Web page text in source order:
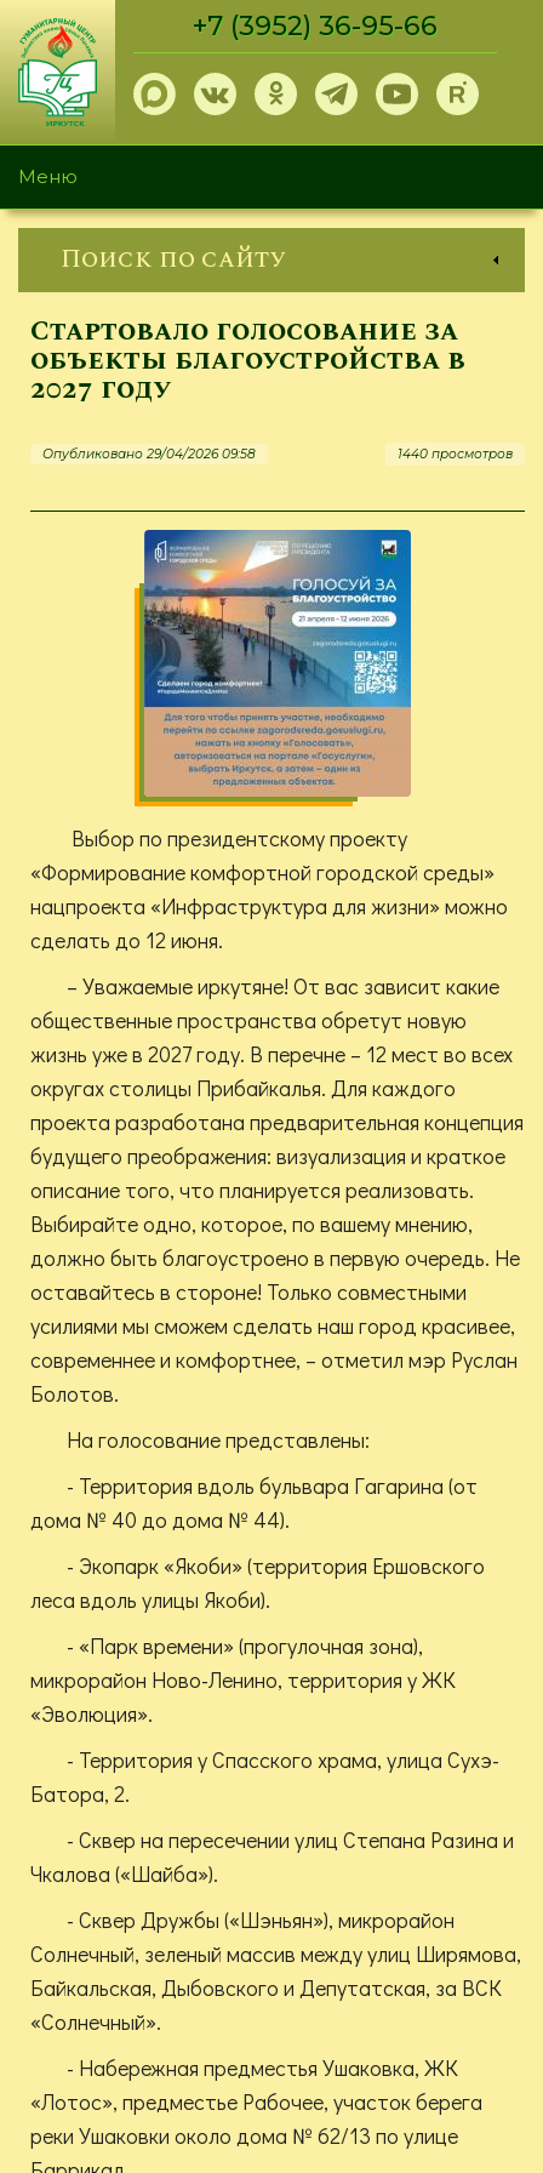
Перейти
основному
содержанию
+7 (3952) 36-95-66
Меню
Поиск по сайту
Стартовало голосование за
объекты благоустройства в
2027 году
Опубликовано 29/04/2026 09:58 1440 просмотров
Выбор по президентскому проекту
«Формирование комфортной городской среды»
нацпроекта «Инфраструктура для жизни» можно
сделать до 12 июня.
– Уважаемые иркутяне! От вас зависит какие
общественные пространства обретут новую
жизнь уже в 2027 году. В перечне – 12 мест во всех
округах столицы Прибайкалья. Для каждого
проекта разработана предварительная концепция
будущего преображения: визуализация и краткое
описание того, что планируется реализовать.
Выбирайте одно, которое, по вашему мнению,
должно быть благоустроено в первую очередь. Не
оставайтесь в стороне! Только совместными
усилиями мы сможем сделать наш город красивее,
современнее и комфортнее, – отметил мэр Руслан
Болотов.
На голосование представлены:
- Территория вдоль бульвара Гагарина (от
дома № 40 до дома № 44).
- Экопарк «Якоби» (территория Ершовского
леса вдоль улицы Якоби).
- «Парк времени» (прогулочная зона),
микрорайон Ново-Ленино, территория у ЖК
«Эволюция».
- Территория у Спасского храма, улица Сухэ-
Батора, 2.
- Сквер на пересечении улиц Степана Разина и
Чкалова («Шайба»).
- Сквер Дружбы («Шэньян»), микрорайон
Солнечный, зеленый массив между улиц Ширямова,
Байкальская, Дыбовского и Депутатская, за ВСК
«Солнечный».
- Набережная предместья Ушаковка, ЖК
«Лотос», предместье Рабочее, участок берега
реки Ушаковки около дома № 62/13 по улице